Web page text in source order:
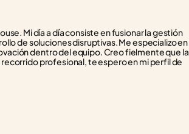
Mi día a día consiste en fusionar la gestión
de soluciones disruptivas. Me especializo en
dentro del equipo. Creo fielmente que la
profesional, te espero en mi perfil de